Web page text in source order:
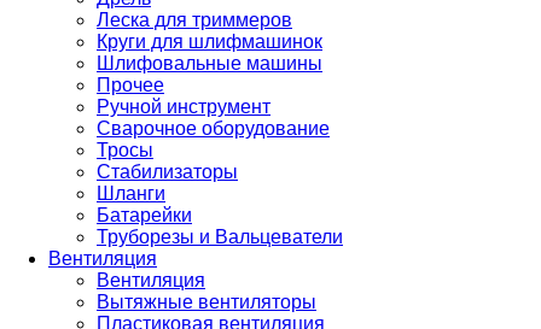
Леска для триммеров
Круги для шлифмашинок
Шлифовальные машины
Прочее
Ручной инструмент
Сварочное оборудование
Тросы
Стабилизаторы
Шланги
Батарейки
Труборезы и Вальцеватели
Вентиляция
Вентиляция
Вытяжные вентиляторы
Пластиковая вентиляция